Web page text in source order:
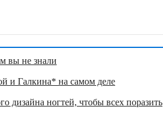
вы не знали
и Галкина* на самом деле
ногтей, чтобы всех поразить